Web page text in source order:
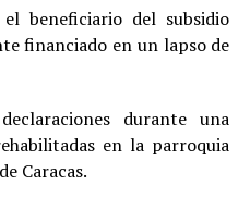
beneficiario del subsidio
financiado en un lapso de
durante una
en la parroquia
Caracas.